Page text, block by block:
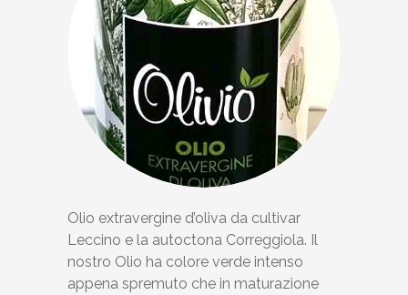
Olio extravergine d’oliva da cultivar
Leccino e la autoctona Correggiola. Il
nostro Olio ha colore verde intenso
appena spremuto che in maturazione